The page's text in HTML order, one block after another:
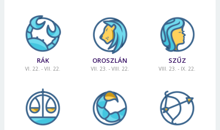
RÁK
VI. 22. - VII. 22.
OROSZLÁN
VII. 23. - VIII. 22.
SZŰZ
VIII. 23. - IX. 22.